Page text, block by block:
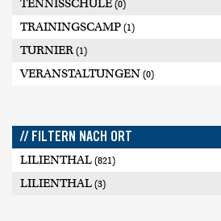
TENNISSCHULE (0)
TRAININGSCAMP (1)
TURNIER (1)
VERANSTALTUNGEN (0)
// FILTERN NACH ORT
LILIENTHAL (821)
LILIENTHAL (3)